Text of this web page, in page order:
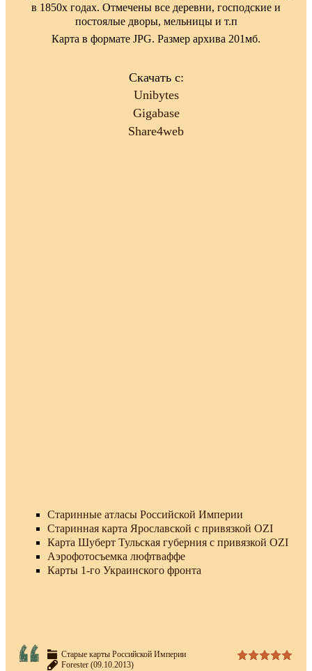
в 1850х годах. Отмечены все деревни, господские и
постоялые дворы, мельницы и т.п
Карта в формате JPG. Размер архива 201мб.
Скачать с:
Unibytes
Gigabase
Share4web
Старинные атласы Российской Империи
Старинная карта Ярославской с привязкой OZI
Карта Шуберт Тульская губерния с привязкой OZI
Аэрофотосъемка люфтваффе
Карты 1-го Украинского фронта
Старые карты Российской Империи
Forester (09.10.2013)